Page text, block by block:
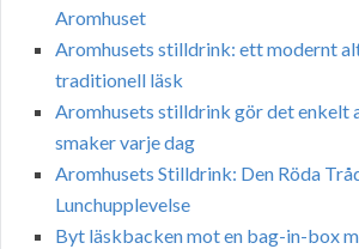
Aromhuset
Aromhusets stilldrink: ett modernt
traditionell läsk
Aromhusets stilldrink gör det enkelt
smaker varje dag
Aromhusets Stilldrink: Den Röda
Lunchupplevelse
Byt läskbacken mot en bag-in-box